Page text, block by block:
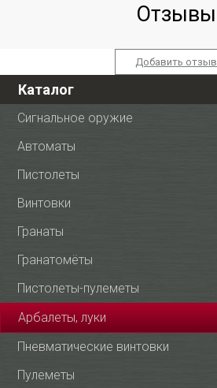
Отзывы
Добавить отзыв
Каталог
Сигнальное оружие
Автоматы
Пистолеты
Винтовки
Гранаты
Гранатомёты
Пистолеты-пулеметы
Арбалеты, луки
Пневматические винтовки
Пулеметы